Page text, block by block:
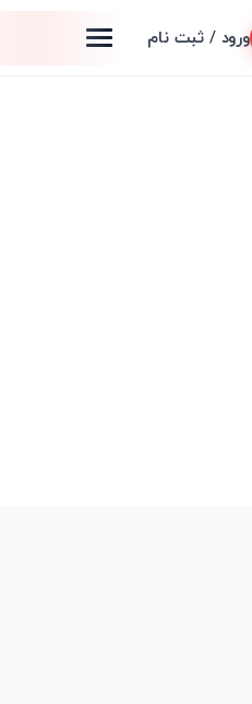
ورود / ثبت نام